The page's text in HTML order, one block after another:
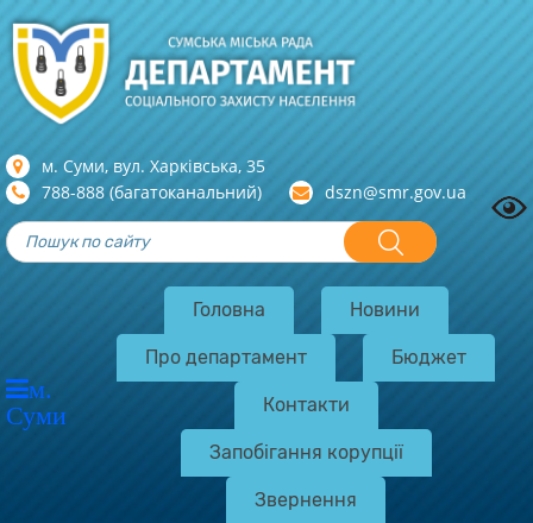
м. Суми, вул. Харкiвська, 35
788-888 (багатоканальний)
dszn@smr.gov.ua
м.
Суми
Головна Новини
Про департамент Бюджет
Контакти
Запобігання корупції
Звернення